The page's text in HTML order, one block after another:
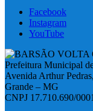
Facebook
Instagram
YouTube
Prefeitura Municipal
Avenida Arthur
Grande – MG
CNPJ 17.710.690/